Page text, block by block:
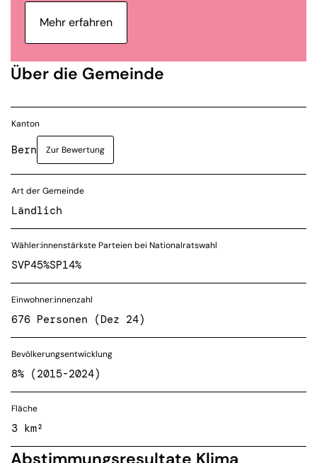
Mehr erfahren
Über die Gemeinde
Kanton
Bern Zur Bewertung
Art der Gemeinde
Ländlich
Wähler:innenstärkste Parteien bei Nationalratswahl
SVP45%SP14%
Einwohner:innenzahl
676 Personen (Dez 24)
Bevölkerungsentwicklung
8% (2015-2024)
Fläche
3 km²
Abstimmungsresultate Klima